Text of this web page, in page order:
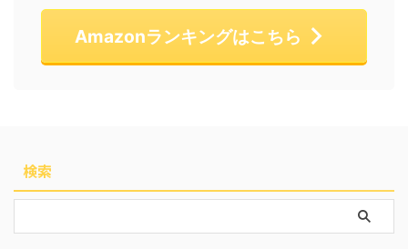
Amazonランキングはこちら
検索